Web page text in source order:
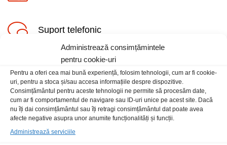
Administrează consimțămintele
pentru cookie-uri
Pentru a oferi cea mai bună experiență, folosim tehnologii, cum ar fi cookie-
uri, pentru a stoca și/sau accesa informațiile despre dispozitive.
Consimțământul pentru aceste tehnologii ne permite să procesăm date,
cum ar fi comportamentul de navigare sau ID-uri unice pe acest site. Dacă
nu îți dai consimțământul sau îți retragi consimțământul dat poate avea
afecte negative asupra unor anumite funcționalități și funcții.
Administrează serviciile
Suport telefonic
Informatii
Contact